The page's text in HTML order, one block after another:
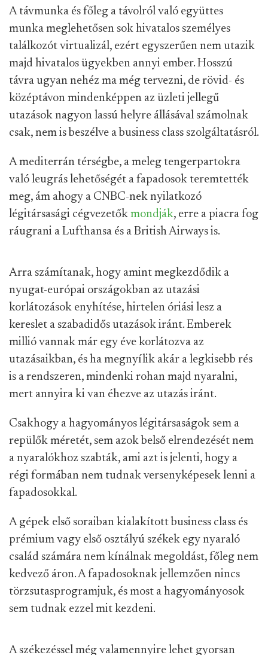
A távmunka és főleg a távolról való együttes
munka meglehetősen sok hivatalos személyes
találkozót virtualizál, ezért egyszerűen nem utazik
majd hivatalos ügyekben annyi ember. Hosszú
távra ugyan nehéz ma még tervezni, de rövid- és
középtávon mindenképpen az üzleti jellegű
utazások nagyon lassú helyre állásával számolnak
csak, nem is beszélve a business class szolgáltatásról.
A mediterrán térségbe, a meleg tengerpartokra
való leugrás lehetőségét a fapadosok teremtették
meg, ám ahogy a CNBC-nek nyilatkozó
légitársasági cégvezetők mondják, erre a piacra fog
ráugrani a Lufthansa és a British Airways is.
Arra számítanak, hogy amint megkezdődik a
nyugat-európai országokban az utazási
korlátozások enyhítése, hirtelen óriási lesz a
kereslet a szabadidős utazások iránt. Emberek
millió vannak már egy éve korlátozva az
utazásaikban, és ha megnyílik akár a legkisebb rés
is a rendszeren, mindenki rohan majd nyaralni,
mert annyira ki van éhezve az utazás iránt.
Csakhogy a hagyományos légitársaságok sem a
repülők méretét, sem azok belső elrendezését nem
a nyaralókhoz szabták, ami azt is jelenti, hogy a
régi formában nem tudnak versenyképesek lenni a
fapadosokkal.
A gépek első soraiban kialakított business class és
prémium vagy első osztályú székek egy nyaraló
család számára nem kínálnak megoldást, főleg nem
kedvező áron. A fapadosoknak jellemzően nincs
törzsutasprogramjuk, és most a hagyományosok
sem tudnak ezzel mit kezdeni.
A székezéssel még valamennyire lehet gyorsan